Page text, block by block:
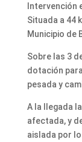
Intervención
Situada a 44
Municipio de
Sobre las 3
dotación
pesada y
A la llegada
afectada, y
aislada por